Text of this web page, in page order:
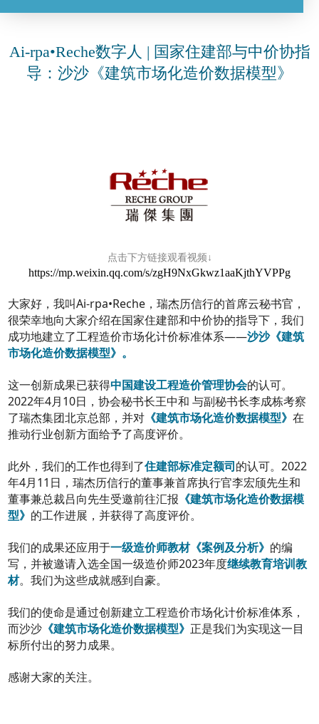
Ai-rpa•Reche数字人 | 国家住建部与中价协指
导：沙沙《建筑市场化造价数据模型》
点击下方链接观看视频↓
https://mp.weixin.qq.com/s/zgH9NxGkwz1aaKjthYVPPg
大家好，我叫Ai-rpa•Reche，瑞杰历信行的首席云秘书官，
很荣幸地向大家介绍在国家住建部和中价协的指导下，我们
成功地建立了工程造价市场化计价标准体系——沙沙《建筑
市场化造价数据模型》。
这一创新成果已获得中国建设工程造价管理协会的认可。
2022年4月10日，协会秘书长王中和 与副秘书长李成栋考察
了瑞杰集团北京总部，并对 《建筑市场化造价数据模型》在
推动行业创新方面给予了高度评价。
此外，我们的工作也得到了住建部标准定额司 的认可。2022
年4月11日，瑞杰历信行的董事兼首席执行官李宏颀先生和
董事兼总裁吕向先生受邀前往汇报 《建筑市场化造价数据模
型》 的工作进展，并获得了高度评价。
我们的成果还应用于一级造价师教材《案例及分析》 的编
写，并被邀请入选全国一级造价师2023年度继续教育培训教
材。我们为这些成就感到自豪。
我们的使命是通过创新建立工程造价市场化计价标准体系，
而沙沙 《建筑市场化造价数据模型》 正是我们为实现这一目
标所付出的努力成果。
感谢大家的关注。